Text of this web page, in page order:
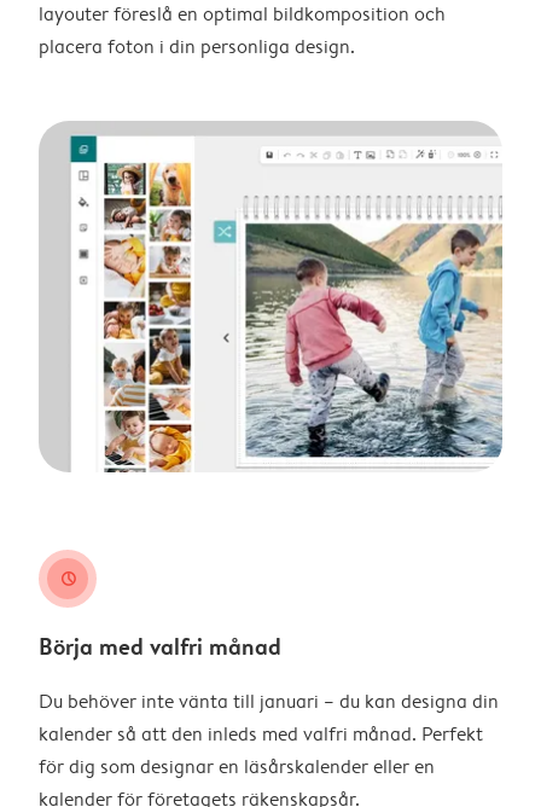
layouter föreslå en optimal bildkomposition och
placera foton i din personliga design.
clock
Börja med valfri månad
Du behöver inte vänta till januari – du kan designa din
kalender så att den inleds med valfri månad. Perfekt
för dig som designar en läsårskalender eller en
kalender för företagets räkenskapsår.